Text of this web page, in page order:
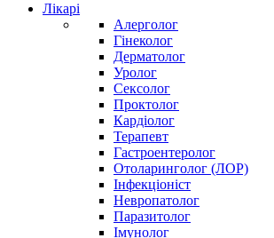
Лікарі
Алерголог
Гінеколог
Дерматолог
Уролог
Сексолог
Проктолог
Кардіолог
Терапевт
Гастроентеролог
Отоларинголог (ЛОР)
Інфекціоніст
Невропатолог
Паразитолог
Імунолог